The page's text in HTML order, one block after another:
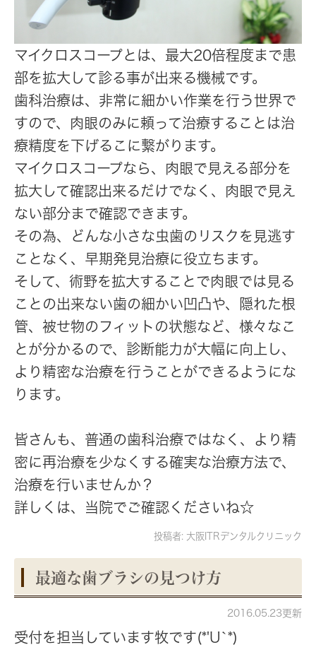
マイクロスコープとは、最大20倍程度まで患
部を拡大して診る事が出来る機械です。
歯科治療は、非常に細かい作業を行う世界で
すので、肉眼のみに頼って治療することは治
療精度を下げるこに繋がります。
マイクロスコープなら、肉眼で見える部分を
拡大して確認出来るだけでなく、肉眼で見え
ない部分まで確認できます。
その為、どんな小さな虫歯のリスクを見逃す
ことなく、早期発見治療に役立ちます。
そして、術野を拡大することで肉眼では見る
ことの出来ない歯の細かい凹凸や、隠れた根
管、被せ物のフィットの状態など、様々なこ
とが分かるので、診断能力が大幅に向上し、
より精密な治療を行うことができるようにな
ります。
皆さんも、普通の歯科治療ではなく、より精
密に再治療を少なくする確実な治療方法で、
治療を行いませんか？
詳しくは、当院でご確認くださいね☆
投稿者: 大阪ITRデンタルクリニック
最適な歯ブラシの見つけ方
2016.05.23更新
受付を担当しています牧です(*'U`*)